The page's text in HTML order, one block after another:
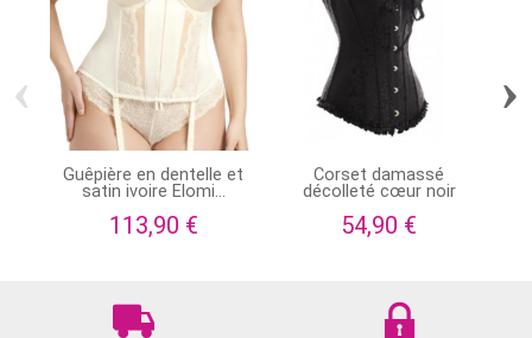
Guêpière en dentelle et
satin ivoire Elomi...
113,90 €
Corset damassé
décolleté cœur noir
54,90 €
‹ ›